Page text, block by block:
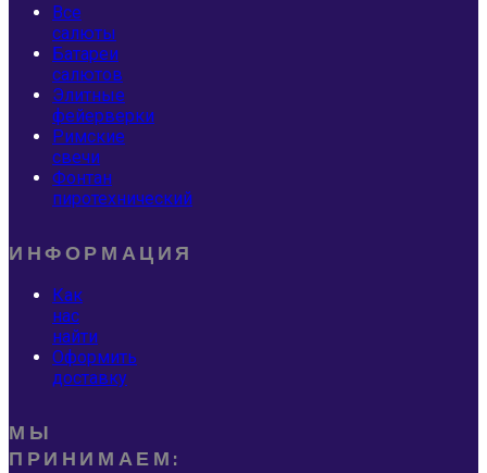
Все
салюты
Батареи
салютов
Элитные
фейерверки
Римские
свечи
Фонтан
пиротехнический
ИНФОРМАЦИЯ
Как
нас
найти
Оформить
доставку
МЫ
ПРИНИМАЕМ: